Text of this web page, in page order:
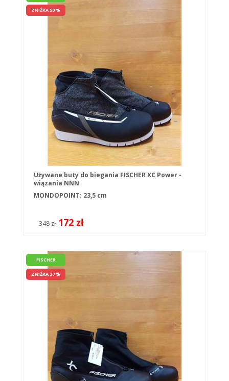
ZNIŻKA 50 %
Używane buty do biegania FISCHER XC Power -
wiązania NNN
MONDOPOINT: 23,5 cm
348 zł 172 zł
FISCHER
ZNIŻKA 37 %